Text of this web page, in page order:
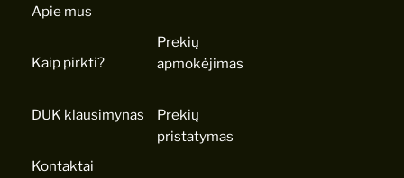
Apie mus
Kaip pirkti?
DUK klausimynas
Kontaktai
Prekių
apmokėjimas
Prekių
pristatymas